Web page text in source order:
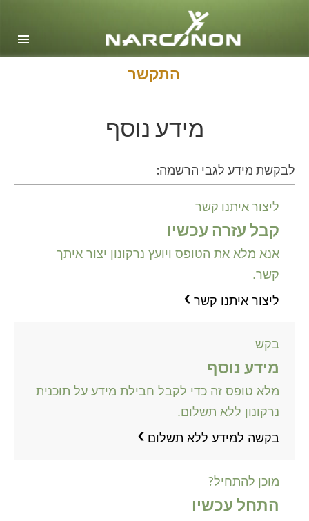
דנית
צרפתית
שוודית
התקשר
מידע נוסף
לבקשת מידע לגבי הרשמה:
ליצור איתנו קשר
קבל עזרה עכשיו
אנא מלא את הטופס ויועץ נרקונון יצור איתך
קשר.
ליצור איתנו קשר
בקש
מידע נוסף
מלא טופס זה כדי לקבל חבילת מידע על תוכנית
נרקונון ללא תשלום.
בקשה למידע ללא תשלום
מוכן להתחיל?
התחל עכשיו